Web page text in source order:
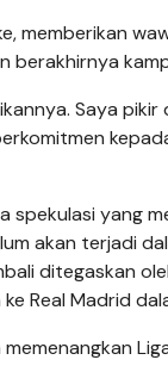
memberikan
Saya
yang
akan terjadi
ditegaskan
Real Madrid